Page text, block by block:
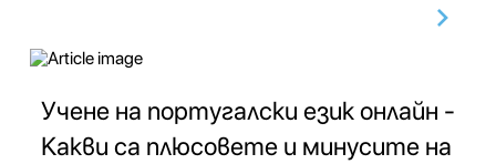
Учене на португалски език онлайн -
Какви са плюсовете и минусите на